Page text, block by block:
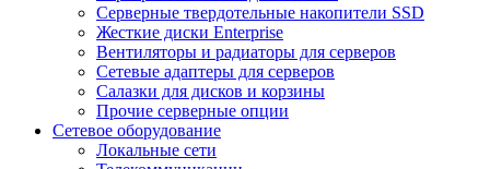
Серверные твердотельные накопители SSD
Жесткие диски Enterprise
Вентиляторы и радиаторы для серверов
Сетевые адаптеры для серверов
Салазки для дисков и корзины
Прочие серверные опции
Сетевое оборудование
Локальные сети